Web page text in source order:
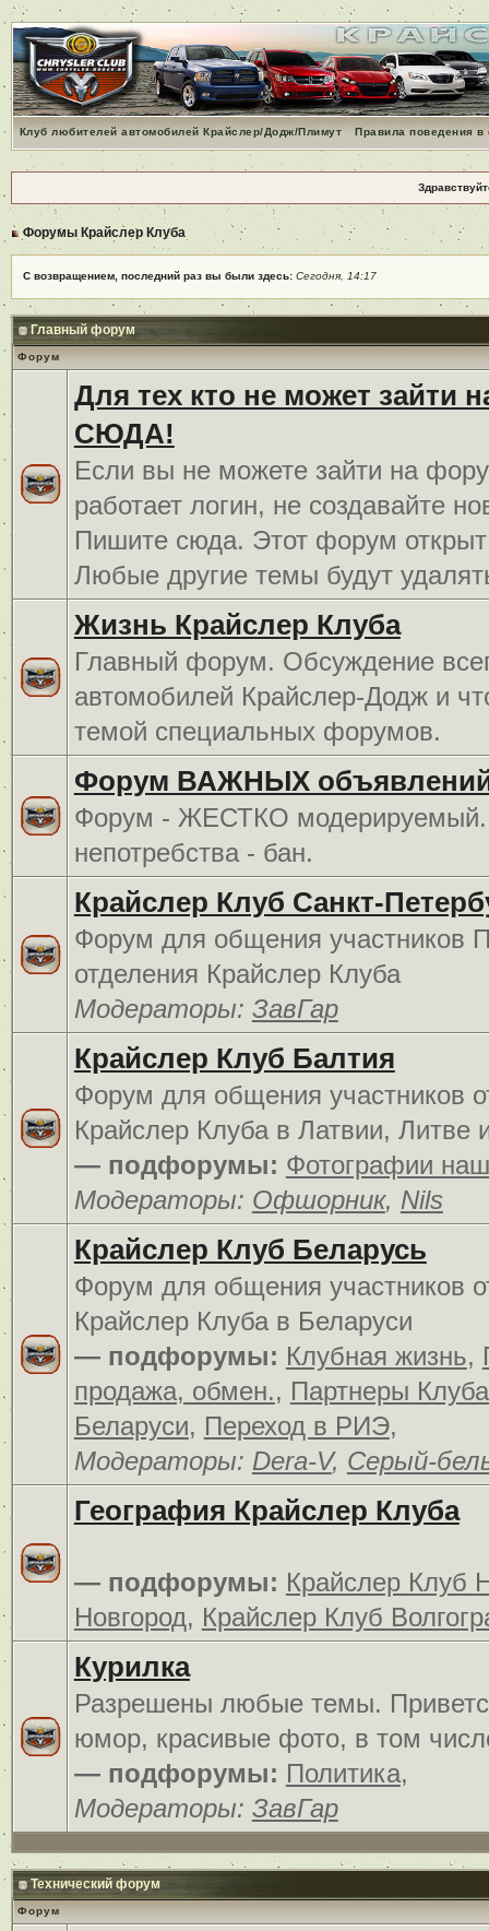
Клуб любителей автомобилей Крайслер/Додж/Плимут Правила поведения
Форумы Крайслер Клуба
С возвращением, последний раз вы были здесь: Сегодня, 14:17
Главный форум
Форум
Для тех кто не может зайти
СЮДА!
Если вы не можете зайти на
работает логин, не создавайте
Пишите сюда. Этот форум открыт
Любые другие темы будут
Жизнь Крайслер Клуба
Главный форум. Обсуждение
автомобилей Крайслер-Додж и
темой специальных форумов.
Форум ВАЖНЫХ
Форум - ЖЕСТКО
непотребства - бан.
Крайслер Клуб Санкт-
Форум для общения участников
отделения Крайслер Клуба
Модераторы: ЗавГар
Крайслер Клуб Балтия
Форум для общения участников
Крайслер Клуба в Латвии, Литве
— подфорумы: Фотографии
Модераторы: Офшорник, Nils
Крайслер Клуб Беларусь
Форум для общения участников
Крайслер Клуба в Беларуси
— подфорумы: Клубная жизнь,
продажа, обмен., Партнеры
Беларуси, Переход в РИЭ,
Модераторы: Dera-V, Серый-
География Крайслер Клуба
— подфорумы: Крайслер Клуб
Новгород, Крайслер Клуб
Курилка
Разрешены любые темы.
юмор, красивые фото, в том
— подфорумы: Политика,
Модераторы: ЗавГар
Технический форум
Форум